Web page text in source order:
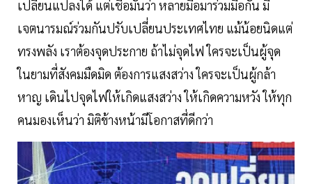
เปลี่ยนแปลงได้ แต่เชื่อมั่นว่า หลายมือมาร่วมมือกัน มี
เจตนารมณ์ร่วมกันปรับเปลี่ยนประเทศไทย แม้น้อยนิดแต่
ทรงพลัง เราต้องจุดประกาย ถ้าไม่จุดไฟ ใครจะเป็นผู้จุด
ในยามที่สังคมมืดมิด ต้องการแสงสว่าง ใครจะเป็นผู้กล้า
หาญ เดินไปจุดไฟให้เกิดแสงสว่าง ให้เกิดความหวัง ให้ทุก
คนมองเห็นว่า มิติข้างหน้ามีโอกาสที่ดีกว่า